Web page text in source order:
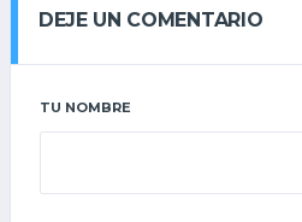
DEJE UN COMENTARIO
TU NOMBRE